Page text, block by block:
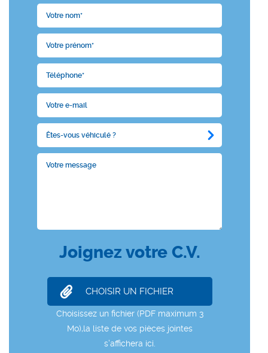
Joignez votre C.V.